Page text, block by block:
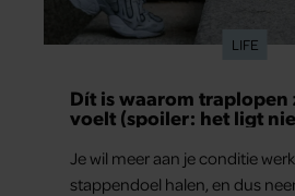
LIFE
Dít is waarom traplopen
voelt (spoiler: het ligt
Je wil meer aan je conditie
stappendoel halen, en dus